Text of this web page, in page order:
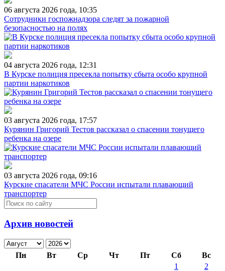
06 августа 2026 года, 10:35
Сотрудники госпожнадзора следят за пожарной
безопасностью на полях
04 августа 2026 года, 12:31
В Курске полиция пресекла попытку сбыта особо крупной
партии наркотиков
03 августа 2026 года, 17:57
Курянин Григорий Тестов рассказал о спасении тонущего
ребенка на озере
03 августа 2026 года, 09:16
Курские спасатели МЧС России испытали плавающий
транспортер
Архив новостей
Пн Вт Ср Чт Пт Сб
Вс
1
2